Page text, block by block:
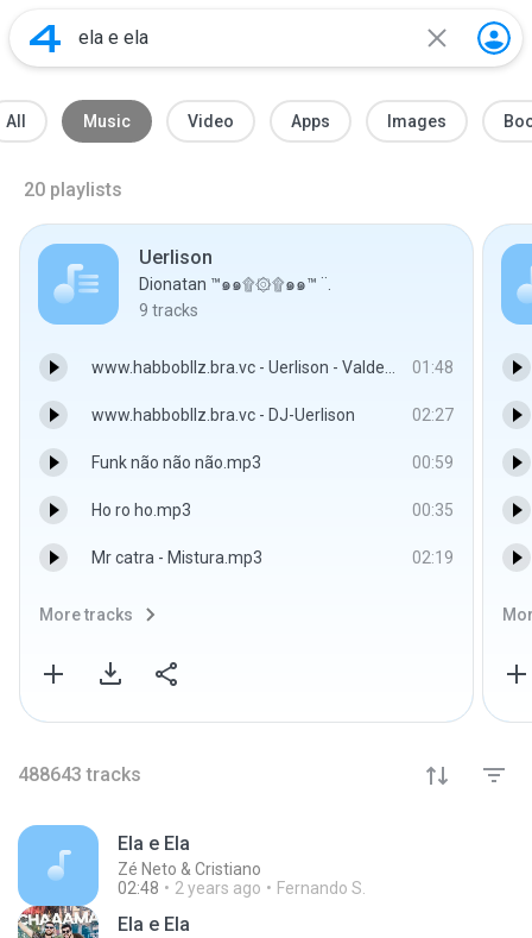
All Music Video Apps Images
20 playlists
Uerlison
Dionatan ™๑๑۩۞۩๑๑™ ¨.
9 tracks
www.habbobllz.bra.vc - Uerlison - Valdenir 01:48
www.habbobllz.bra.vc - DJ-Uerlison 02:27
Funk não não não.mp3 00:59
Ho ro ho.mp3 00:35
Mr catra - Mistura.mp3 02:19
More tracks
488643 tracks
Ela e Ela
Zé Neto & Cristiano
02:48
2 years ago Fernando S.
Ela e Ela